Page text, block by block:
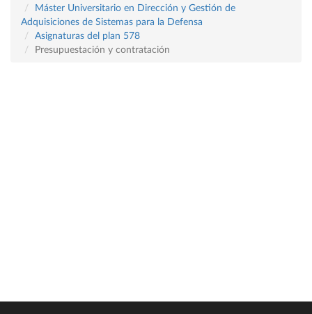
Máster Universitario en Dirección y Gestión de
Adquisiciones de Sistemas para la Defensa
Asignaturas del plan 578
Presupuestación y contratación